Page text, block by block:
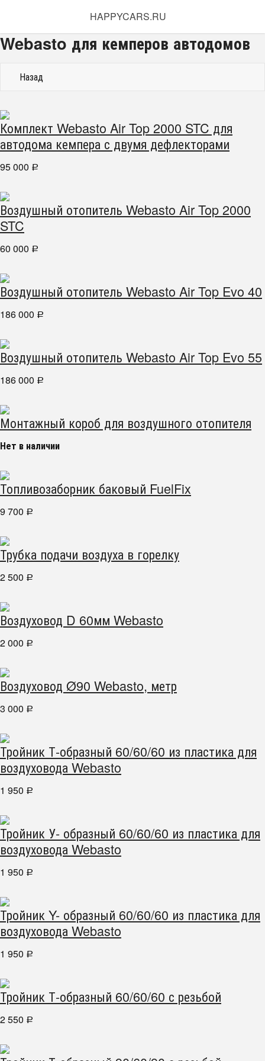
HAPPYCARS.RU
Webasto для кемперов автодомов
Назад
Комплект Webasto Air Top 2000 STC для
автодома кемпера с двумя дефлекторами
95 000 Р
Воздушный отопитель Webasto Air Top 2000
STC
60 000 Р
Воздушный отопитель Webasto Air Top Evo 40
186 000 Р
Воздушный отопитель Webasto Air Top Evo 55
186 000 Р
Монтажный короб для воздушного отопителя
Нет в наличии
Топливозаборник баковый FuelFix
9 700 Р
Трубка подачи воздуха в горелку
2 500 Р
Воздуховод D 60мм Webasto
2 000 Р
Воздуховод Ø90 Webasto, метр
3 000 Р
Тройник Т-образный 60/60/60 из пластика для
воздуховода Webasto
1 950 Р
Тройник У- образный 60/60/60 из пластика для
воздуховода Webasto
1 950 Р
Тройник Y- образный 60/60/60 из пластика для
воздуховода Webasto
1 950 Р
Тройник Т-образный 60/60/60 с резьбой
2 550 Р